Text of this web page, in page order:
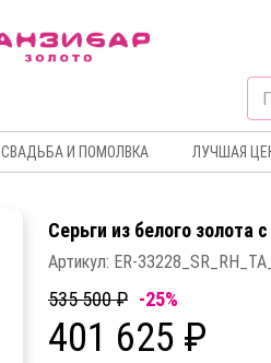
СВАДЬБА И ПОМОЛВКА ЛУЧШАЯ
Серьги из белого золота
Артикул: ER-
535 500 ₽ -25%
401 625 ₽